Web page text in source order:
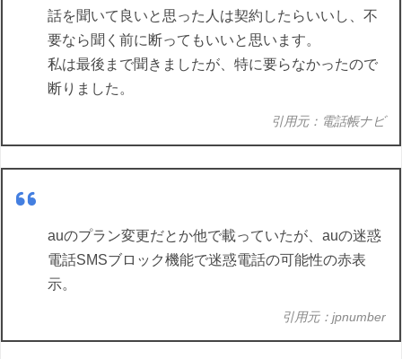
話を聞いて良いと思った人は契約したらいいし、不
要なら聞く前に断ってもいいと思います。
私は最後まで聞きましたが、特に要らなかったので
断りました。
引用元：電話帳ナビ
auのプラン変更だとか他で載っていたが、auの迷惑
電話SMSブロック機能で迷惑電話の可能性の赤表
示。
引用元：jpnumber